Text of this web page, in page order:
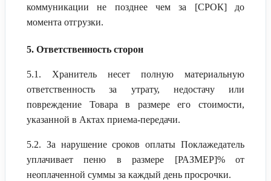
коммуникации не позднее чем за [СРОК] до
момента отгрузки.
5. Ответственность сторон
5.1. Хранитель несет полную материальную
ответственность за утрату, недостачу или
повреждение Товара в размере его стоимости,
указанной в Актах приема-передачи.
5.2. За нарушение сроков оплаты Поклажедатель
уплачивает пеню в размере [РАЗМЕР]% от
неоплаченной суммы за каждый день просрочки.